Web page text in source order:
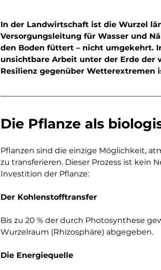
In der Landwirtschaft ist die Wurzel
Versorgungsleitung für Wasser und
den Boden füttert – nicht umgekehrt.
unsichtbare Arbeit unter der Erde der
Resilienz gegenüber Wetterextremen
Die Pflanze als
Pflanzen sind die einzige Möglichkeit,
zu transferieren. Dieser Prozess ist kein
Investition der Pflanze:
Der Kohlenstofftransfer
Bis zu 20 % der durch Photosynthese
Wurzelraum (Rhizosphäre) abgegeben.
Die Energiequelle